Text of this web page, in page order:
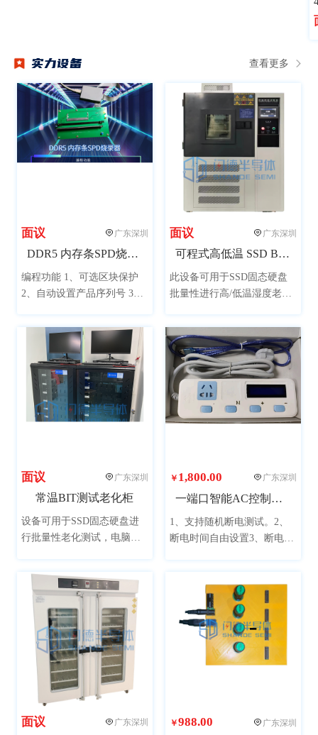
实力设备 查看更多
面议 广东深圳
DDR5 内存条SPD烧录器
编程功能 1、可选区块保护
2、自动设置产品序列号 3、
录校验拷贝一体功能 产品保
修：一年保修，终身技术支
面议 广东深圳
可程式高低温 SSD BIT老化试验箱
此设备可用于SSD固态硬盘
批量性进行高/低温湿度老化
各类材料、电子产品等进行
高低温湿度老化测试。
面议 广东深圳
常温BIT测试老化柜
设备可用于SSD固态硬盘进
行批量性老化测试，电脑采
效率，整机美观大方，提升
公司形象。（图片产品已配
置了电脑，可接受客户提供
电脑安装。）
￥ 1,800.00 广东深圳
一端口智能AC控制设备
1、支持随机断电测试。2、
断电时间自由设置3、断电模
断电模式可以保留报错的瞬
间，方便Debug6、全部采用
工业级要求设计
面议 广东深圳 ￥988.00 广东深圳